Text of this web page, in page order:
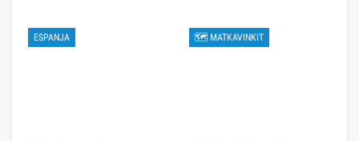
ESPANJA 🗺 MATKAVINKIT